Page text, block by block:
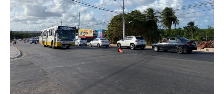
de
travessia
de
ônibus
em
75%